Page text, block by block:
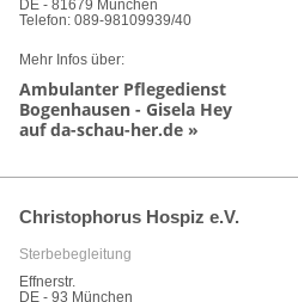
DE - 81679 München
Telefon: 089-98109939/40
Mehr Infos über:
Ambulanter Pflegedienst
Bogenhausen - Gisela Hey
auf da-schau-her.de »
Christophorus Hospiz e.V.
Sterbebegleitung
Effnerstr.
DE - 93 München